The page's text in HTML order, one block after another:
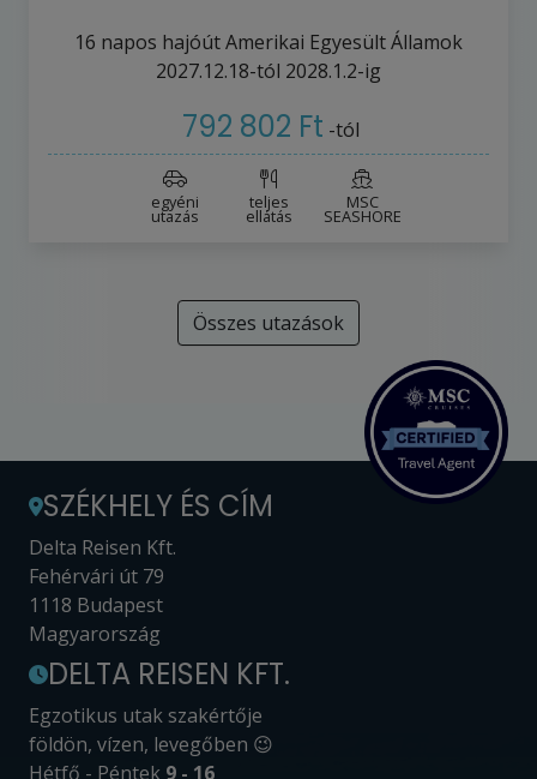
16 napos hajóútAmerikai Egyesült Államok
2027.12.18-tól 2028.1.2-ig
792 802 Ft -tól
egyéni
utazás
teljes
ellátás
MSC
SEASHORE
Összes utazások
SZÉKHELY ÉS CÍM
Delta Reisen Kft.
Fehérvári út 79
1118 Budapest
Magyarország
DELTA REISEN KFT.
Egzotikus utak szakértője
földön, vízen, levegőben 😉
Hétfő - Péntek 9 - 16